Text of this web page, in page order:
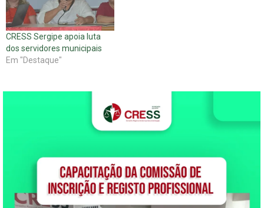
CRESS Sergipe apoia luta
dos servidores municipais
Em "Destaque"